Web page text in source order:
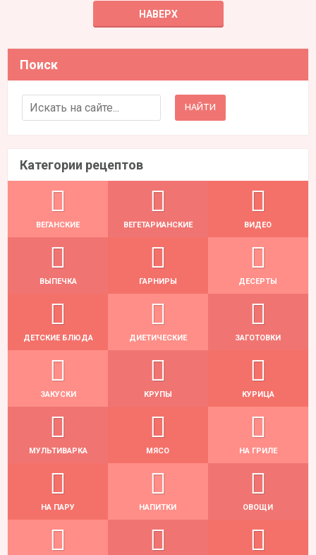
НАВЕРХ
Поиск
Search for:
Категории рецептов
ВЕГАНСКИЕ ВЕГЕТАРИАНСКИЕ ВИДЕО
ВЫПЕЧКА ГАРНИРЫ ДЕСЕРТЫ
ДЕТСКИЕ БЛЮДА ДИЕТИЧЕСКИЕ ЗАГОТОВКИ
ЗАКУСКИ КРУПЫ КУРИЦА
МУЛЬТИВАРКА МЯСО НА ГРИЛЕ
НА ПАРУ НАПИТКИ ОВОЩИ